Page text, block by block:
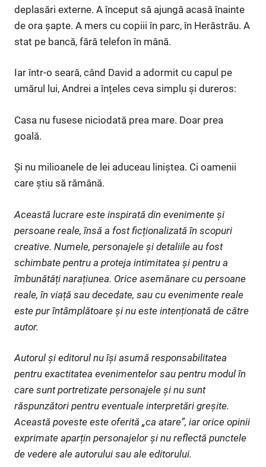
deplasări externe. A început să ajungă acasă înainte
de ora șapte. A mers cu copiii în parc, în Herăstrău. A
stat pe bancă, fără telefon în mână.
Iar într-o seară, când David a adormit cu capul pe
umărul lui, Andrei a înțeles ceva simplu și dureros:
Casa nu fusese niciodată prea mare. Doar prea
goală.
Și nu milioanele de lei aduceau liniștea. Ci oamenii
care știu să rămână.
Această lucrare este inspirată din evenimente și
persoane reale, însă a fost ficționalizată în scopuri
creative. Numele, personajele și detaliile au fost
schimbate pentru a proteja intimitatea și pentru a
îmbunătăți narațiunea. Orice asemănare cu persoane
reale, în viață sau decedate, sau cu evenimente reale
este pur întâmplătoare și nu este intenționată de către
autor.
Autorul și editorul nu își asumă responsabilitatea
pentru exactitatea evenimentelor sau pentru modul în
care sunt portretizate personajele și nu sunt
răspunzători pentru eventuale interpretări greșite.
Această poveste este oferită „ca atare”, iar orice opinii
exprimate aparțin personajelor și nu reflectă punctele
de vedere ale autorului sau ale editorului.